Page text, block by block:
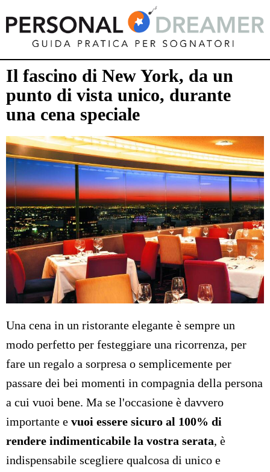
Il fascino di New York, da un
punto di vista unico, durante
una cena speciale
Una cena in un ristorante elegante è sempre un
modo perfetto per festeggiare una ricorrenza, per
fare un regalo a sorpresa o semplicemente per
passare dei bei momenti in compagnia della persona
a cui vuoi bene. Ma se l'occasione è davvero
importante e vuoi essere sicuro al 100% di
rendere indimenticabile la vostra serata, è
indispensabile scegliere qualcosa di unico e